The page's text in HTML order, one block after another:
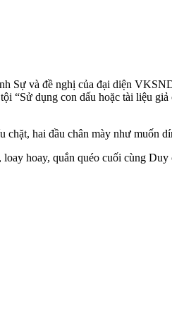
Sự và đề nghị của đại diện
“Sử dụng con dấu hoặc tài liệu
hai đầu chân mày như muốn
hoay, quắn quéo cuối cùng